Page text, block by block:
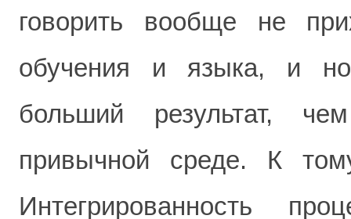
говорить вообще не
обучения и языка, и
больший результат,
привычной среде. К
Интегрированность